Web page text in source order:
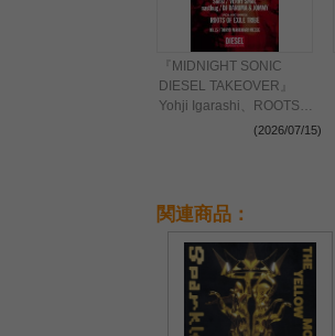
『MIDNIGHT SONIC
DIESEL TAKEOVER』
Yohji Igarashi、ROOTS
OF EXILE TRIBEら全出演
(2026/07/15)
関連商品：